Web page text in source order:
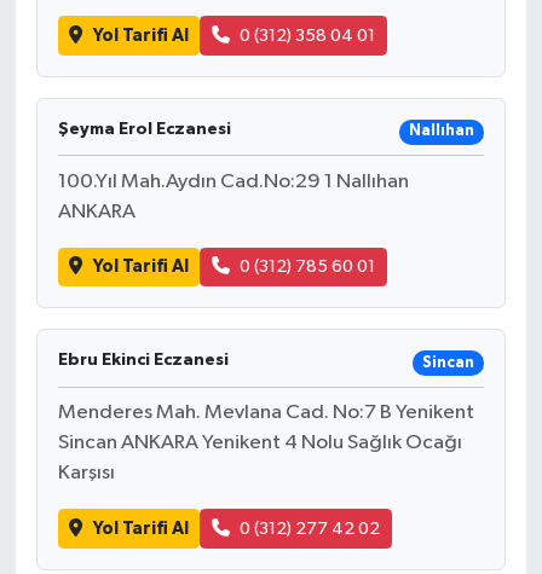
Yol Tarifi Al 0 (312) 358 04 01
Şeyma Erol Eczanesi Nallıhan
100.Yıl Mah.Aydın Cad.No:29 1 Nallıhan
ANKARA
Yol Tarifi Al 0 (312) 785 60 01
Ebru Ekinci Eczanesi Sincan
Menderes Mah. Mevlana Cad. No:7 B Yenikent
Sincan ANKARA Yenikent 4 Nolu Sağlık Ocağı
Karşısı
Yol Tarifi Al 0 (312) 277 42 02